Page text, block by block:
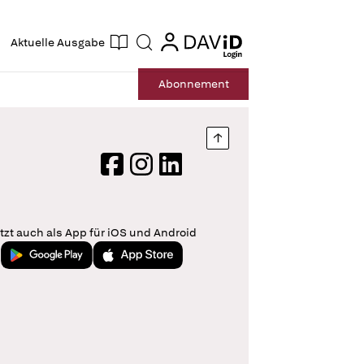
Aktuelle Ausgabe Suche login
login
Abonnement
Nach oben springen
FacebookInstagram
LinkedIn
auch als App für iOS und Android
Jetzt bei Google PlayLaden im App Store